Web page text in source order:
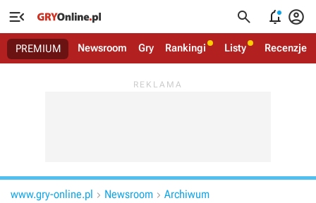
   
PREMIUM Newsroom Gry Rankingi Listy Recenzje
www.gry-online.pl  Newsroom  Archiwum